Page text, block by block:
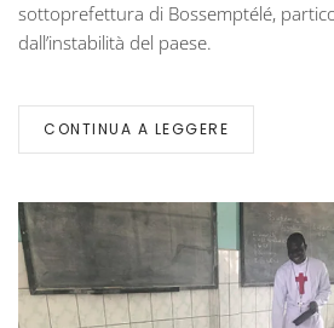
sottoprefettura di Bossemptélé,
dall’instabilità del paese.
CONTINUA A LEGGERE